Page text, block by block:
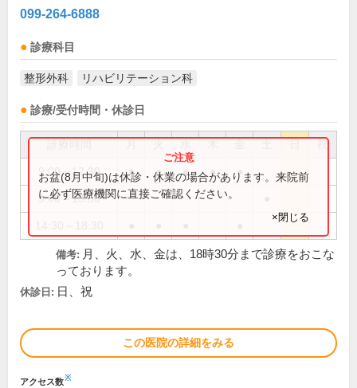
099-264-6888
診療科目
整形外科 リハビリテーション科
診療/受付時間・休診日
祝
9:00～12:30 ● ● ● ● ●
9:00～13:30
お盆(8月中旬)は休診・休業の場合があります。来院前
に必ず医療機関に直接ご確認ください。
×閉じる
備考: 月、火、水、金は、18時30分まで診療をおこな
っております。
休診日: 日、祝
この医院の詳細をみる
アクセス数※